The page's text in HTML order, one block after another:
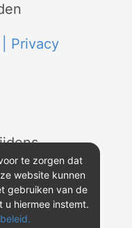
Privacy
ons op of
te zorgen dat
website kunnen
gebruiken van de
u hiermee instemt.